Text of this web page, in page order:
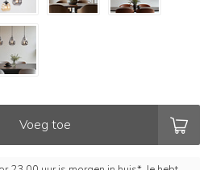
Voeg toe